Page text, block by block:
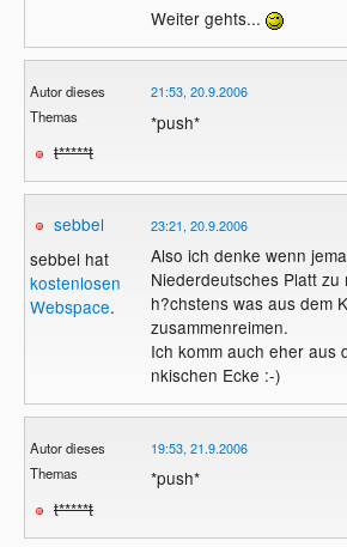
Weiter gehts...
Autor dieses
Themas
t*****t
21:53, 20.9.2006
*push*
sebbel
sebbel hat
kostenlosen
Webspace.
23:21, 20.9.2006
Also ich denke wenn
Niederdeutsches Platt
h?chstens was aus dem
zusammenreimen.
Ich komm auch eher aus
nkischen Ecke :-)
Autor dieses
Themas
t*****t
19:53, 21.9.2006
*push*